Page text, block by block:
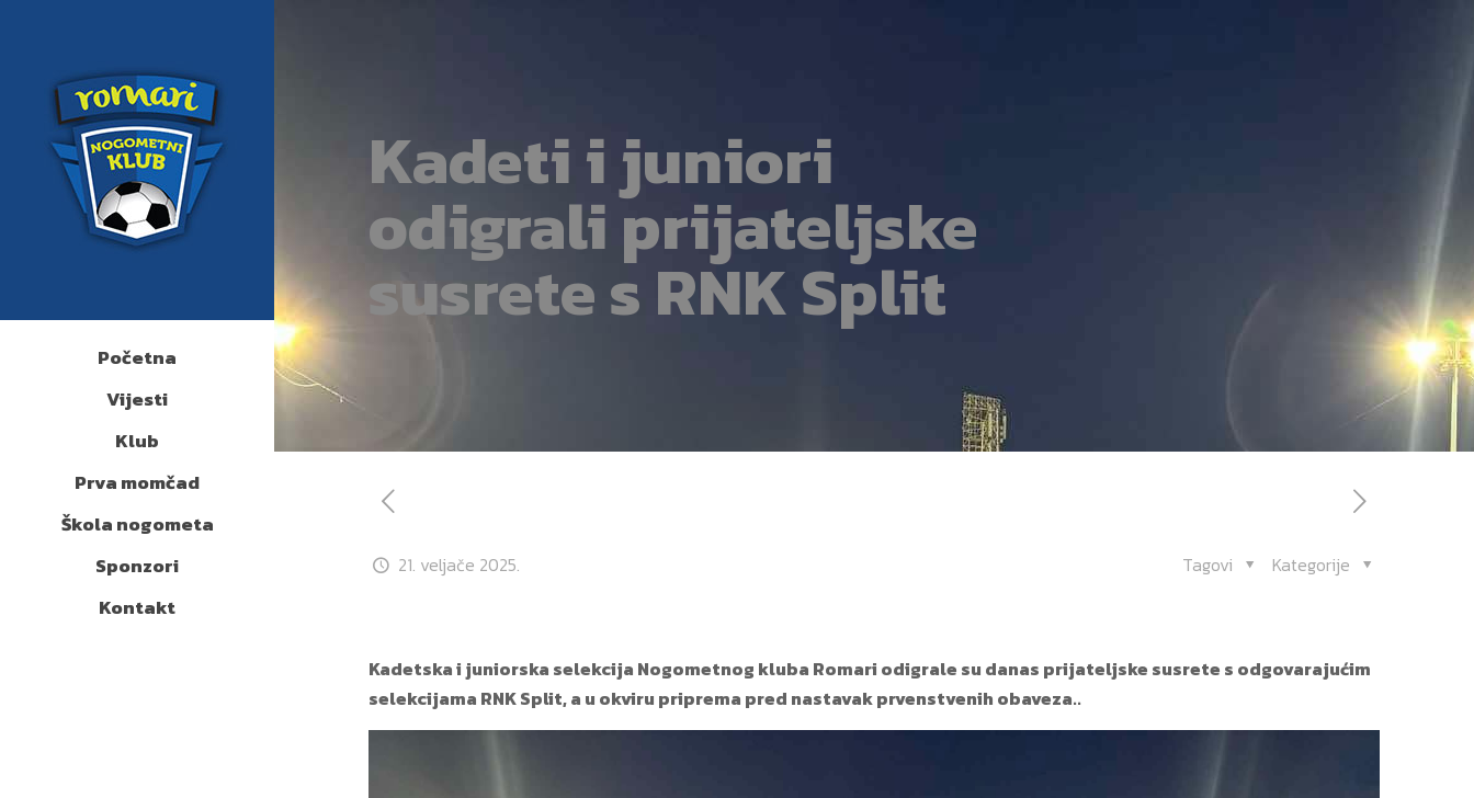
Početna
Vijesti
Klub
Prva momčad
Škola nogometa
Sponzori
Kontakt
Kadeti i juniori
odigrali prijateljske
susrete s RNK Split
21. veljače 2025. Kategorije
Tagovi
Kadetska i juniorska selekcija Nogometnog kluba Romari odigrale su danas prijateljske susrete s odgovarajućim
selekcijama RNK Split, a u okviru priprema pred nastavak prvenstvenih obaveza..